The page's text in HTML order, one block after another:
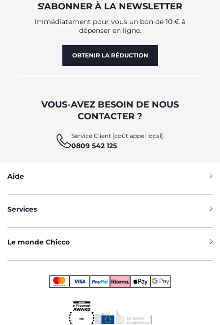
S'ABONNER À LA NEWSLETTER
Immédiatement pour vous un bon de 10 € à
dépenser en ligne.
OBTENIR LA RÉDUCTION
VOUS-AVEZ BESOIN DE NOUS
CONTACTER ?
Service Client [coût appel local]
0809 542 125
Aide
Services
Le monde Chicco